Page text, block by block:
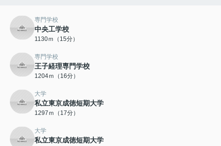
専門学校
中央工学校
1130ｍ（15分）
専門学校
王子経理専門学校
1204ｍ（16分）
大学
私立東京成徳短期大学
1297ｍ（17分）
大学
私立東京成徳短期大学